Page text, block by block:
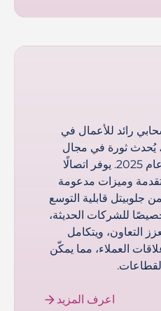
رائد للأعمال في
يُحدث ثورة في مجال
الاتصالات للشركات في عام 2025. يوفر اتصالًا
وميزات مدعومة
جلوبيتل قابلية التوسع
للشركات الحديثة،
التعاون، ويتكامل
العملاء، مما يمكّن
اعرف المزيد